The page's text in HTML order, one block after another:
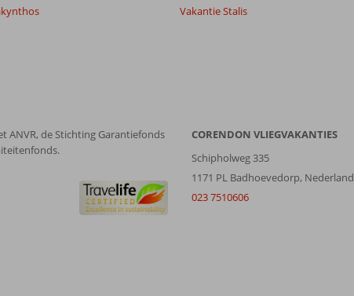
Vakantie Stalis
ANVR, de Stichting Garantiefonds
CORENDON VLIEGVAKANTIES
Schipholweg 335
1171 PL Badhoevedorp, Nederland
023 7510606